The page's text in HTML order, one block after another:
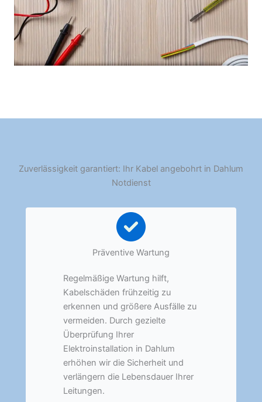
Zuverlässigkeit garantiert: Ihr Kabel angebohrt in Dahlum
Notdienst
Präventive Wartung
Regelmäßige Wartung hilft,
Kabelschäden frühzeitig zu
erkennen und größere Ausfälle zu
vermeiden. Durch gezielte
Überprüfung Ihrer
Elektroinstallation in Dahlum
erhöhen wir die Sicherheit und
verlängern die Lebensdauer Ihrer
Leitungen.